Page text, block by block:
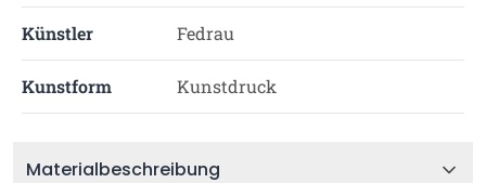
Künstler Fedrau
Kunstform Kunstdruck
Materialbeschreibung